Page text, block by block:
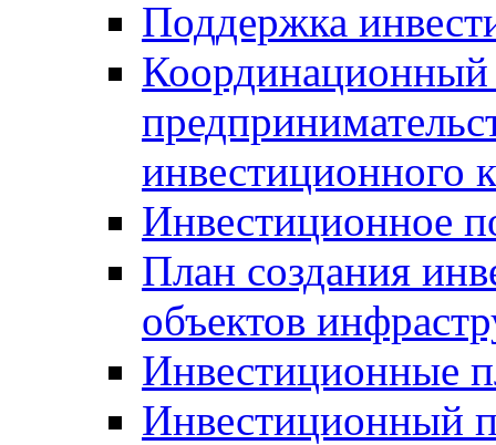
Поддержка
Координационный
инвестиционного
Инвестиционное
План создания
объектов
Инвестиционные
Инвестиционный